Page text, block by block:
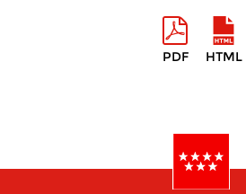
PDF HTML